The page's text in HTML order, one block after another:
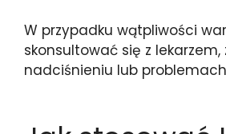
W przypadku wątpliwości
skonsultować się z lekarzem,
nadciśnieniu lub